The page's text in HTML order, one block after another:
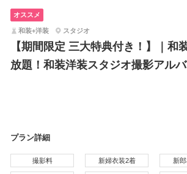
オススメ
和装+洋装 スタジオ
【期間限定 三大特典付き！】｜
放題！和装洋装スタジオ撮影アル
プラン詳細
撮影料 新婦衣装2着 新